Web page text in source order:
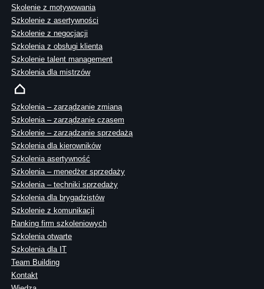
Skolenie z motywowania
Szkolenie z asertywności
Szkolenie z negocjacji
Szkolenia z obsługi klienta
Szkolenie talent management
Szkolenia dla mistrzów
Szkolenia – zarządzanie zmianą
Szkolenia – zarządzanie czasem
Szkolenie – zarządzanie sprzedażą
Szkolenia dla kierowników
Szkolenia asertywność
Szkolenia – menedżer sprzedaży
Szkolenia – techniki sprzedaży
Szkolenia dla brygadzistów
Szkolenie z komunikacji
Ranking firm szkoleniowych
Szkolenia otwarte
Szkolenia dla IT
Team Building
Kontakt